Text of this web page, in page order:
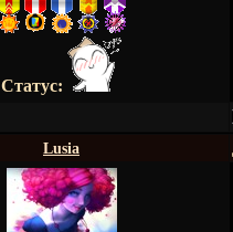
Статус:
Lusia